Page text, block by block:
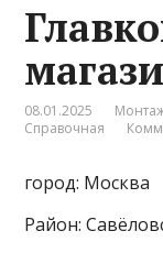
08.01.2025
Справочная
город: Москва
Район: